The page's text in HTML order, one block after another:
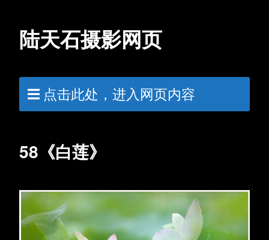
陆天石摄影网页
点击此处，进入网页内容
58《白莲》